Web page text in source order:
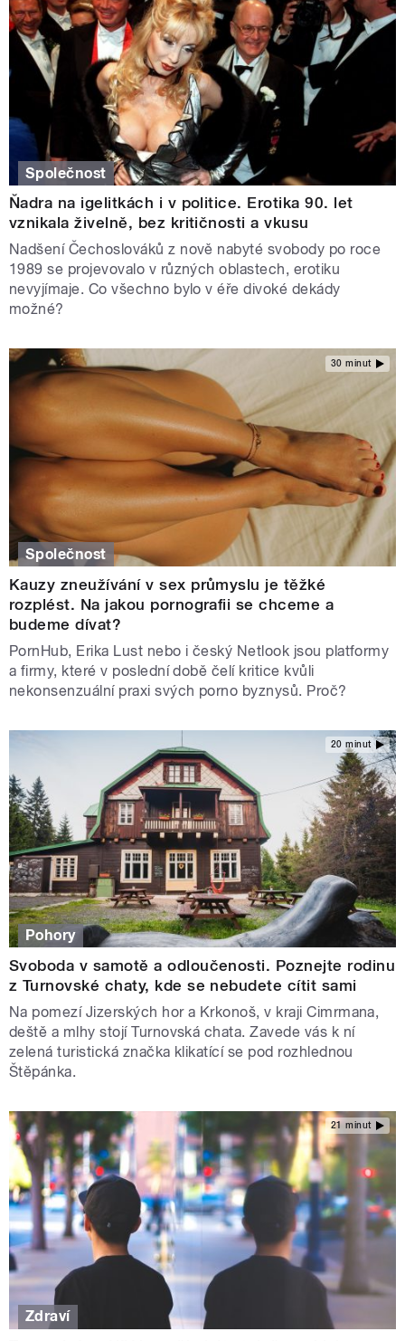
Společnost
Ňadra na igelitkách i v politice. Erotika 90. let
vznikala živelně, bez kritičnosti a vkusu
Nadšení Čechoslováků z nově nabyté svobody po roce
1989 se projevovalo v různých oblastech, erotiku
nevyjímaje. Co všechno bylo v éře divoké dekády
možné?
30 minut
Společnost
Kauzy zneužívání v sex průmyslu je těžké
rozplést. Na jakou pornografii se chceme a
budeme dívat?
PornHub, Erika Lust nebo i český Netlook jsou platformy
a firmy, které v poslední době čelí kritice kvůli
nekonsenzuální praxi svých porno byznysů. Proč?
20 minut
Pohory
Svoboda v samotě a odloučenosti. Poznejte rodinu
z Turnovské chaty, kde se nebudete cítit sami
Na pomezí Jizerských hor a Krkonoš, v kraji Cimrmana,
deště a mlhy stojí Turnovská chata. Zavede vás k ní
zelená turistická značka klikatící se pod rozhlednou
Štěpánka.
21 minut
Zdraví